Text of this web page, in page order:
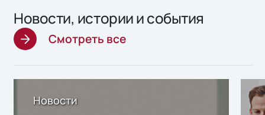
Новости, истории и события
Смотреть все
Новости